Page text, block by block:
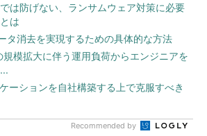
は防げない、ランサムウェア対策に必要
は
タ消去を実現するための具体的な方法
模拡大に伴う運用負荷からエンジニアを
ーションを自社構築する上で克服すべき
Recommended by